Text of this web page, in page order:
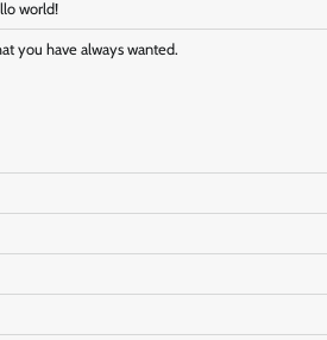
world!
you have always wanted.